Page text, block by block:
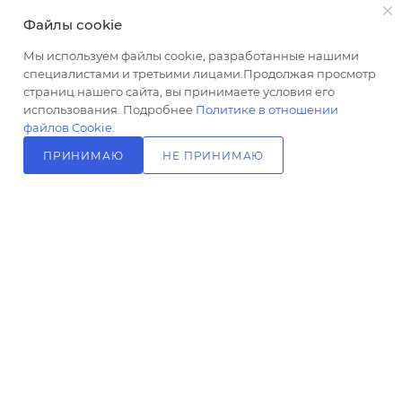
В КОРЗИНУ
хром
верхнего
душа, мм
250
Ширина,
25
ПОДПИСАТЬСЯ НА РАССЫЛКУ
+7 (499) 703-24-24
info@l-24.ru
125481 г. Москва, ул. Свободы, д.
Файлы cookie
Мы используем файлы cookie, разработанные нашими
специалистами и третьими лицами.Продолжая просмотр
страниц нашего сайта, вы принимаете условия его
использования. Подробнее Политике в отношении
файлов Cookie
ПРИНИМАЮ НЕ ПРИНИМАЮ